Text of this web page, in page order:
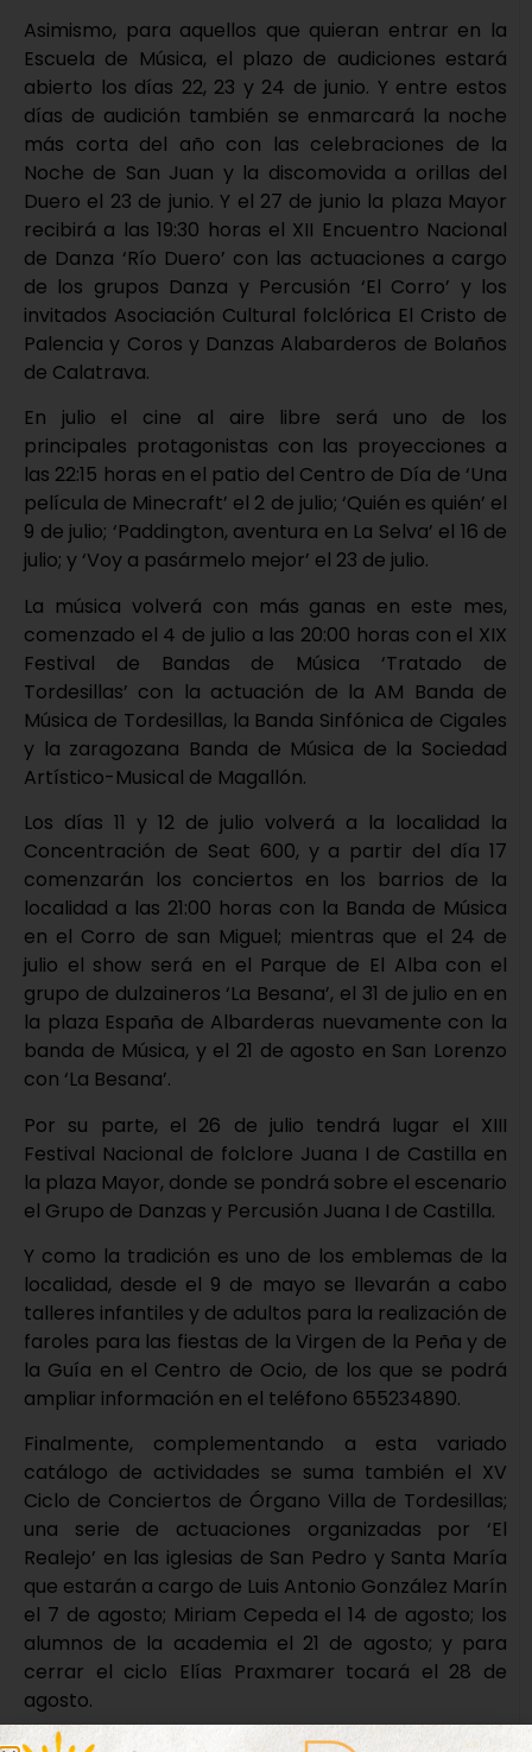
Asimismo, para aquellos que quieran entrar en la
Escuela de Música, el plazo de audiciones estará
abierto los días 22, 23 y 24 de junio. Y entre estos
días de audición también se enmarcará la noche
más corta del año con las celebraciones de la
Noche de San Juan y la discomovida a orillas del
Duero el 23 de junio. Y el 27 de junio la plaza Mayor
recibirá a las 19:30 horas el XII Encuentro Nacional
de Danza ‘Río Duero’ con las actuaciones a cargo
de los grupos Danza y Percusión ‘El Corro’ y los
invitados Asociación Cultural folclórica El Cristo de
Palencia y Coros y Danzas Alabarderos de Bolaños
de Calatrava.
En julio el cine al aire libre será uno de los
principales protagonistas con las proyecciones a
las 22:15 horas en el patio del Centro de Día de ‘Una
película de Minecraft’ el 2 de julio; ‘Quién es quién’ el
9 de julio; ‘Paddington, aventura en La Selva’ el 16 de
julio; y ‘Voy a pasármelo mejor’ el 23 de julio.
La música volverá con más ganas en este mes,
comenzado el 4 de julio a las 20:00 horas con el XIX
Festival de Bandas de Música ‘Tratado de
Tordesillas’ con la actuación de la AM Banda de
Música de Tordesillas, la Banda Sinfónica de Cigales
y la zaragozana Banda de Música de la Sociedad
Artístico-Musical de Magallón.
Los días 11 y 12 de julio volverá a la localidad la
Concentración de Seat 600, y a partir del día 17
comenzarán los conciertos en los barrios de la
localidad a las 21:00 horas con la Banda de Música
en el Corro de san Miguel; mientras que el 24 de
julio el show será en el Parque de El Alba con el
grupo de dulzaineros ‘La Besana’, el 31 de julio en en
la plaza España de Albarderas nuevamente con la
banda de Música, y el 21 de agosto en San Lorenzo
con ‘La Besana’.
Por su parte, el 26 de julio tendrá lugar el XIII
Festival Nacional de folclore Juana I de Castilla en
la plaza Mayor, donde se pondrá sobre el escenario
el Grupo de Danzas y Percusión Juana I de Castilla.
Y como la tradición es uno de los emblemas de la
localidad, desde el 9 de mayo se llevarán a cabo
talleres infantiles y de adultos para la realización de
faroles para las fiestas de la Virgen de la Peña y de
la Guía en el Centro de Ocio, de los que se podrá
ampliar información en el teléfono 655234890.
Finalmente, complementando a esta variado
catálogo de actividades se suma también el XV
Ciclo de Conciertos de Órgano Villa de Tordesillas;
una serie de actuaciones organizadas por ‘El
Realejo’ en las iglesias de San Pedro y Santa María
que estarán a cargo de Luis Antonio González Marín
el 7 de agosto; Miriam Cepeda el 14 de agosto; los
alumnos de la academia el 21 de agosto; y para
cerrar el ciclo Elías Praxmarer tocará el 28 de
agosto.
En definitiva, un programa de entretenimiento,